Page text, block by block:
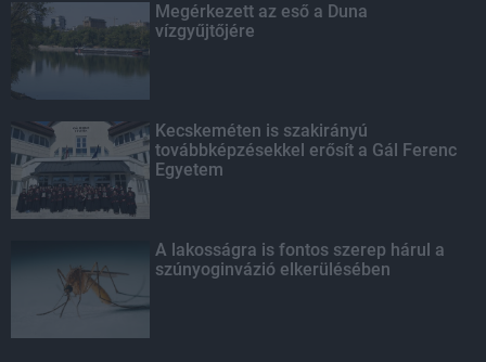
Megérkezett az eső a Duna
vízgyűjtőjére
Kecskeméten is szakirányú
továbbképzésekkel erősít a Gál Ferenc
Egyetem
A lakosságra is fontos szerep hárul a
szúnyoginvázió elkerülésében